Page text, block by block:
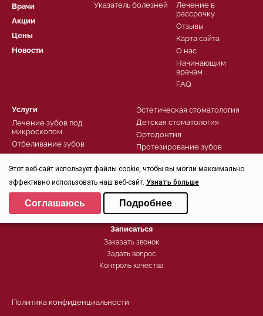
Врачи
Акции
Цены
Новости
Услуги
Лечение зубов под
микроскопом
Отбеливание зубов
Профессиональная гигиена
Имплантация
Виниры на зубы
Комфортное лечение
Диагностика
Эстетическая стоматология
Детская стоматология
Ортодонтия
Протезирование зубов
Консультация стоматолога
Хирургическая стоматология
Лечение зубов
Лечение в
рассрочку
Отзывы
Карта сайта
О нас
Начинающим
врачам
FAQ
Указатель болезней
Записаться
Заказать звонок
Задать вопрос
Контроль качества
Политика конфиденциальности
Этот веб-сайт использует файлы cookie, чтобы вы могли максимально
эффективно использовать наш веб-сайт. Узнать больше
Выберите настройки cookie
Минимальные
Аналитические/Функциональные
Соглашаюсь Подробнее